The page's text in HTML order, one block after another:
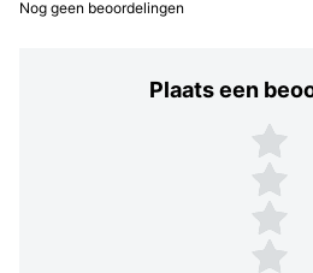
Nog geen beoordelingen
Plaats een
Plaats
5
4
3
2